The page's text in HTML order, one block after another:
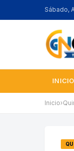
Sábado,
INICIO
Inicio›